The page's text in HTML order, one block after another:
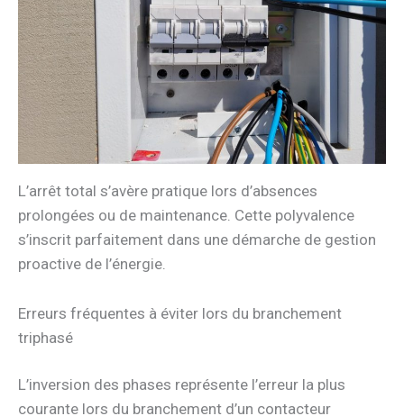
L’arrêt total s’avère pratique lors d’absences
prolongées ou de maintenance. Cette polyvalence
s’inscrit parfaitement dans une démarche de gestion
proactive de l’énergie.
Erreurs fréquentes à éviter lors du branchement
triphasé
L’inversion des phases représente l’erreur la plus
courante lors du branchement d’un contacteur